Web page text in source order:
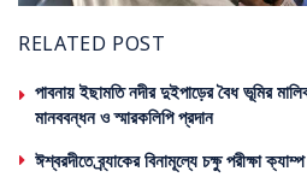
RELATED POST
পাবনায় ইছামতি নদীর দুইপাড়ের বৈধ ভূমির
মানববন্ধন ও স্মারকলিপি প্রদান
ঈশ্বরদীতে ব্র্যাকের বিনামূল্যে চক্ষু পরীক্ষা ক্যাম্প